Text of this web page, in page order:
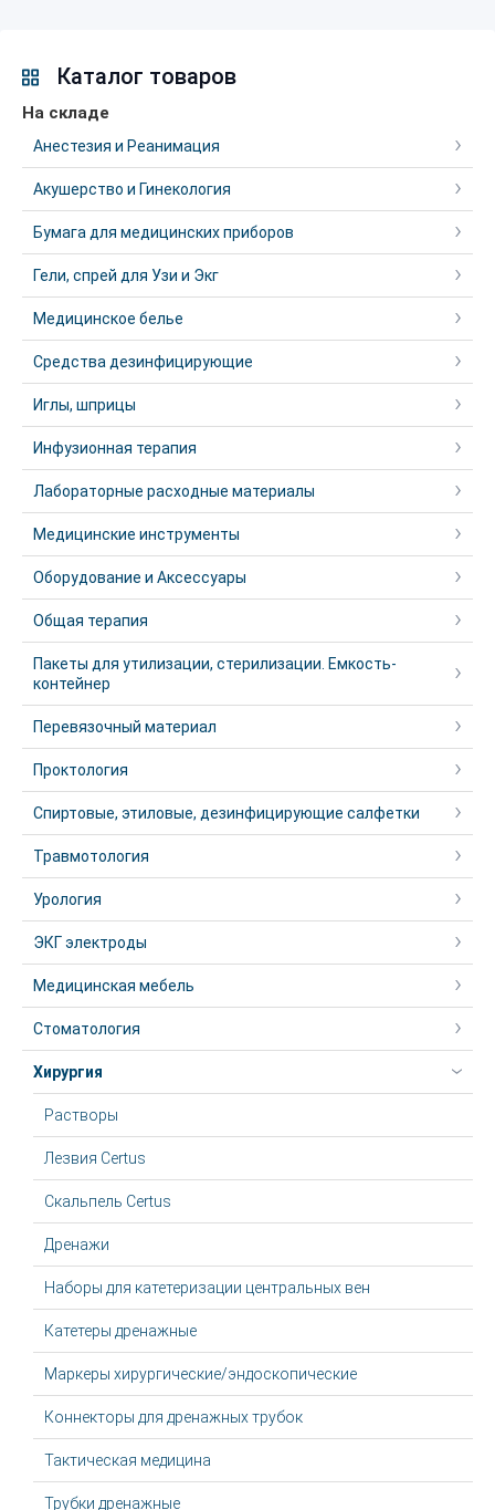
Каталог товаров
На складе
Анестезия и Реанимация
Акушерство и Гинекология
Бумага для медицинских приборов
Гели, спрей для Узи и Экг
Медицинское белье
Средства дезинфицирующие
Иглы, шприцы
Инфузионная терапия
Лабораторные расходные материалы
Медицинские инструменты
Оборудование и Аксессуары
Общая терапия
Пакеты для утилизации, стерилизации. Емкость-
контейнер
Перевязочный материал
Проктология
Спиртовые, этиловые, дезинфицирующие салфетки
Травмотология
Урология
ЭКГ электроды
Медицинская мебель
Стоматология
Хирургия
Растворы
Лезвия Certus
Скальпель Certus
Дренажи
Наборы для катетеризации центральных вен
Катетеры дренажные
Маркеры хирургические/эндоскопические
Коннекторы для дренажных трубок
Тактическая медицина
Трубки дренажные